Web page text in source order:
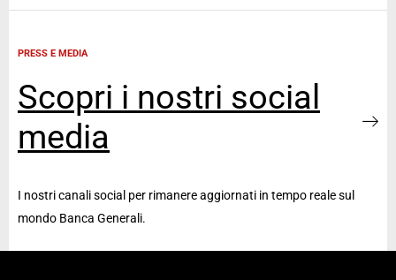
PRESS E MEDIA
Scopri i nostri social
media
I nostri canali social per rimanere aggiornati in tempo reale sul
mondo Banca Generali.